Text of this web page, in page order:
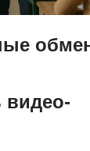
видео-